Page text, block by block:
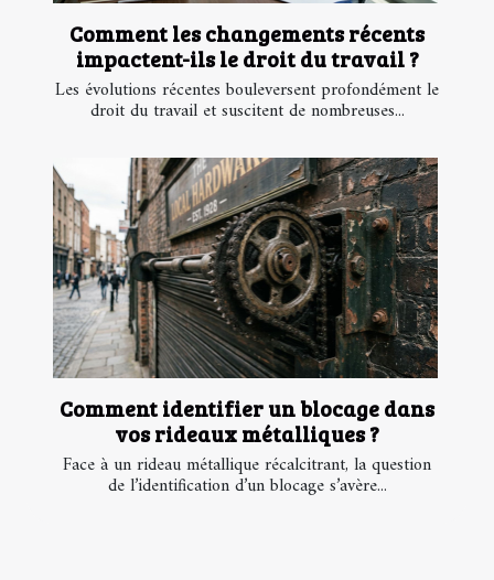
Comment les changements récents
impactent-ils le droit du travail ?
Les évolutions récentes bouleversent profondément le
droit du travail et suscitent de nombreuses...
Comment identifier un blocage dans
vos rideaux métalliques ?
Face à un rideau métallique récalcitrant, la question
de l’identification d’un blocage s’avère...